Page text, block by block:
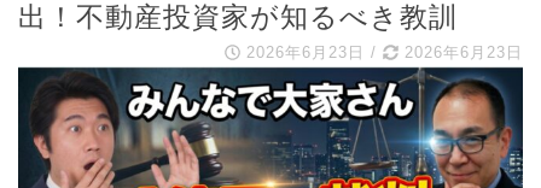
出！不動産投資家が知るべき教訓
2026年6月23日 / 2026年6月23日